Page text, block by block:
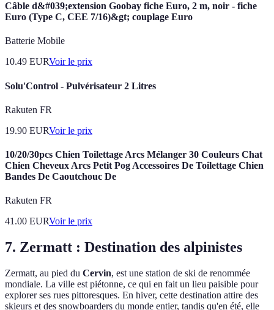
Câble d&#039;extension Goobay fiche Euro, 2 m, noir - fiche
Euro (Type C, CEE 7/16)&gt; couplage Euro
Batterie Mobile
10.49 EURVoir le prix
Solu'Control - Pulvérisateur 2 Litres
Rakuten FR
19.90 EURVoir le prix
10/20/30pcs Chien Toilettage Arcs Mélanger 30 Couleurs Chat
Chien Cheveux Arcs Petit Pog Accessoires De Toilettage Chien
Bandes De Caoutchouc De
Rakuten FR
41.00 EURVoir le prix
7. Zermatt : Destination des alpinistes
Zermatt, au pied du Cervin, est une station de ski de renommée
mondiale. La ville est piétonne, ce qui en fait un lieu paisible pour
explorer ses rues pittoresques. En hiver, cette destination attire des
skieurs et des snowboarders du monde entier, tandis qu'en été, elle